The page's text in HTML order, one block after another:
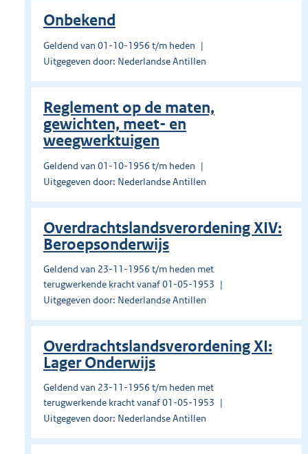
Onbekend
Geldend van 01-10-1956 t/m heden
Uitgegeven door: Nederlandse Antillen
Reglement op de maten,
gewichten, meet- en
weegwerktuigen
Geldend van 01-10-1956 t/m heden
Uitgegeven door: Nederlandse Antillen
Overdrachtslandsverordening XIV:
Beroepsonderwijs
Geldend van 23-11-1956 t/m heden met
terugwerkende kracht vanaf 01-05-1953
Uitgegeven door: Nederlandse Antillen
Overdrachtslandsverordening XI:
Lager Onderwijs
Geldend van 23-11-1956 t/m heden met
terugwerkende kracht vanaf 01-05-1953
Uitgegeven door: Nederlandse Antillen